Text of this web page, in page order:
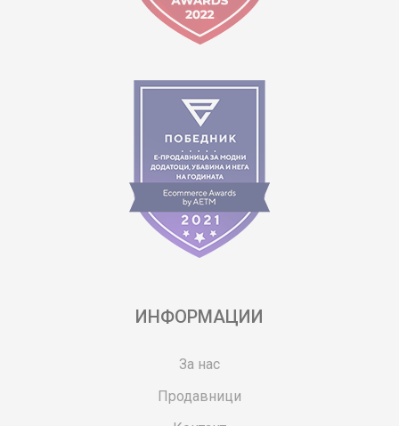
ИНФОРМАЦИИ
За нас
Продавници